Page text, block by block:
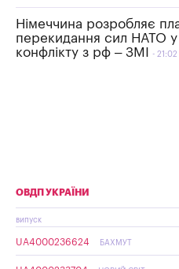
Німеччина розробляє
перекидання сил НАТО у
конфлікту з рф – ЗМІ
21:02
ОВДП УКРАЇНИ
випуск
UA4000236624 БАХМУТ